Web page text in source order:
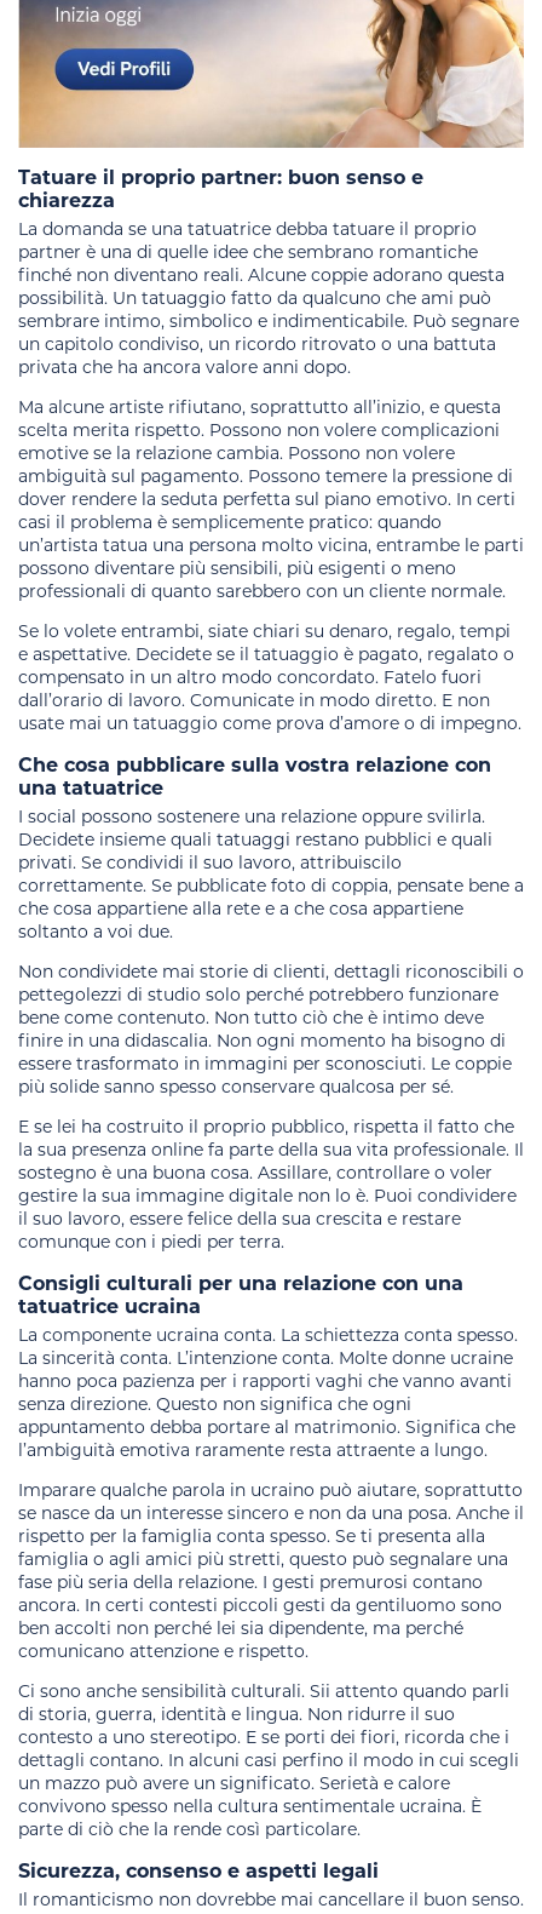
Tatuare il proprio partner: buon senso e
chiarezza
La domanda se una tatuatrice debba tatuare il proprio
partner è una di quelle idee che sembrano romantiche
finché non diventano reali. Alcune coppie adorano questa
possibilità. Un tatuaggio fatto da qualcuno che ami può
sembrare intimo, simbolico e indimenticabile. Può segnare
un capitolo condiviso, un ricordo ritrovato o una battuta
privata che ha ancora valore anni dopo.
Ma alcune artiste rifiutano, soprattutto all’inizio, e questa
scelta merita rispetto. Possono non volere complicazioni
emotive se la relazione cambia. Possono non volere
ambiguità sul pagamento. Possono temere la pressione di
dover rendere la seduta perfetta sul piano emotivo. In certi
casi il problema è semplicemente pratico: quando
un’artista tatua una persona molto vicina, entrambe le parti
possono diventare più sensibili, più esigenti o meno
professionali di quanto sarebbero con un cliente normale.
Se lo volete entrambi, siate chiari su denaro, regalo, tempi
e aspettative. Decidete se il tatuaggio è pagato, regalato o
compensato in un altro modo concordato. Fatelo fuori
dall’orario di lavoro. Comunicate in modo diretto. E non
usate mai un tatuaggio come prova d’amore o di impegno.
Che cosa pubblicare sulla vostra relazione con
una tatuatrice
I social possono sostenere una relazione oppure svilirla.
Decidete insieme quali tatuaggi restano pubblici e quali
privati. Se condividi il suo lavoro, attribuiscilo
correttamente. Se pubblicate foto di coppia, pensate bene a
che cosa appartiene alla rete e a che cosa appartiene
soltanto a voi due.
Non condividete mai storie di clienti, dettagli riconoscibili o
pettegolezzi di studio solo perché potrebbero funzionare
bene come contenuto. Non tutto ciò che è intimo deve
finire in una didascalia. Non ogni momento ha bisogno di
essere trasformato in immagini per sconosciuti. Le coppie
più solide sanno spesso conservare qualcosa per sé.
E se lei ha costruito il proprio pubblico, rispetta il fatto che
la sua presenza online fa parte della sua vita professionale. Il
sostegno è una buona cosa. Assillare, controllare o voler
gestire la sua immagine digitale non lo è. Puoi condividere
il suo lavoro, essere felice della sua crescita e restare
comunque con i piedi per terra.
Consigli culturali per una relazione con una
tatuatrice ucraina
La componente ucraina conta. La schiettezza conta spesso.
La sincerità conta. L’intenzione conta. Molte donne ucraine
hanno poca pazienza per i rapporti vaghi che vanno avanti
senza direzione. Questo non significa che ogni
appuntamento debba portare al matrimonio. Significa che
l’ambiguità emotiva raramente resta attraente a lungo.
Imparare qualche parola in ucraino può aiutare, soprattutto
se nasce da un interesse sincero e non da una posa. Anche il
rispetto per la famiglia conta spesso. Se ti presenta alla
famiglia o agli amici più stretti, questo può segnalare una
fase più seria della relazione. I gesti premurosi contano
ancora. In certi contesti piccoli gesti da gentiluomo sono
ben accolti non perché lei sia dipendente, ma perché
comunicano attenzione e rispetto.
Ci sono anche sensibilità culturali. Sii attento quando parli
di storia, guerra, identità e lingua. Non ridurre il suo
contesto a uno stereotipo. E se porti dei fiori, ricorda che i
dettagli contano. In alcuni casi perfino il modo in cui scegli
un mazzo può avere un significato. Serietà e calore
convivono spesso nella cultura sentimentale ucraina. È
parte di ciò che la rende così particolare.
Sicurezza, consenso e aspetti legali
Il romanticismo non dovrebbe mai cancellare il buon senso.